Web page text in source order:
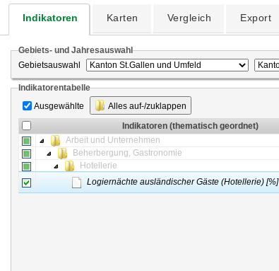
Indikatoren Karten Vergleich Export
Gebiets- und Jahresauswahl
Gebietsauswahl
Indikatorentabelle
Ausgewählte
Alles auf-/zuklappen
Indikatoren (thematisch geordnet)
Arbeit und Unternehmen
Beherbergung, Gastronomie
Hotellerie
Logiernächte ausländischer Gäste (Hotellerie) [%]